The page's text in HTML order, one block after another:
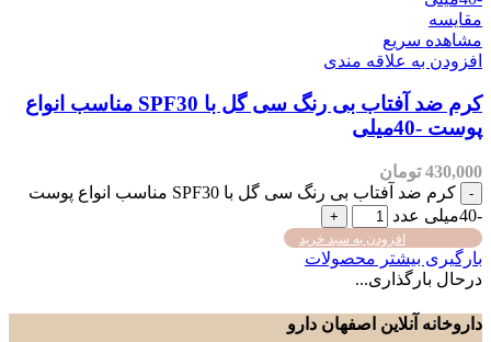
مقایسه
مشاهده سریع
افزودن به علاقه مندی
کرم ضد آفتاب بی رنگ سی گل با SPF30 مناسب انواع
پوست -40میلی
430,000 تومان
کرم ضد آفتاب بی رنگ سی گل با SPF30 مناسب انواع پوست
-40میلی عدد
افزودن به سبد خرید
بارگیری بیشتر محصولات
درحال بارگذاری...
داروخانه آنلاین اصفهان دارو